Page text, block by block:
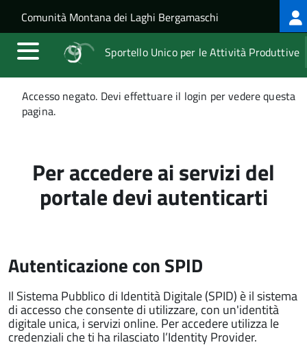
Salta al contenuto principale
Skip to site navigation
Comunità Montana dei Laghi Bergamaschi
Sportello Unico per le Attività Produttive
Messaggio
di
Accesso negato. Devi effettuare il login per vedere questa
pagina.
Per accedere ai servizi del
portale devi autenticarti
Autenticazione con SPID
Il Sistema Pubblico di Identità Digitale (SPID) è il sistema
di accesso che consente di utilizzare, con un'identità
digitale unica, i servizi online. Per accedere utilizza le
credenziali che ti ha rilasciato l’Identity Provider.